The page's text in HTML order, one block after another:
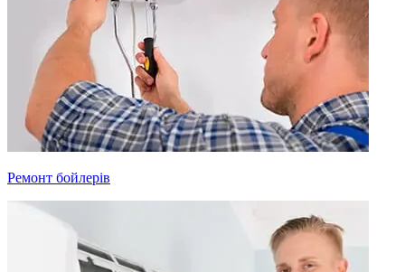
Ремонт бойлерів